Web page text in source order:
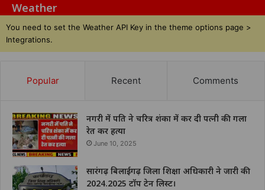
Weather
You need to set the Weather API Key in the theme options page >
Integrations.
Popular Recent Comments
नगरी में पति ने चरित्र शंका में कर दी पत्नी की गला
रेत कर हत्या
June 10, 2025
सारंगढ़ बिलाईगढ़ जिला शिक्षा अधिकारी ने जारी की
2024.2025 टॉप टेन लिस्ट।